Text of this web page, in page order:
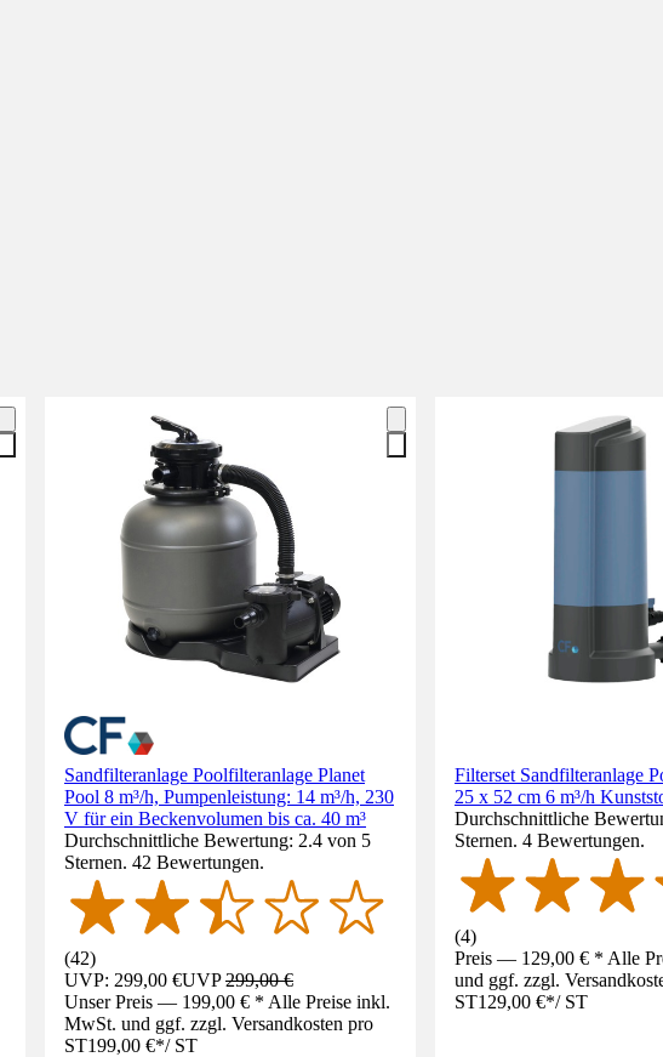
Sandfilteranlage Poolfilteranlage Planet
Pool 8 m³/h, Pumpenleistung: 14 m³/h, 230
V für ein Beckenvolumen bis ca. 40 m³
Durchschnittliche Bewertung: 2.4 von 5
Sternen. 42 Bewertungen.
(42)
UVP: 299,00 €UVP299,00 €
Unser Preis — 199,00 € * Alle Preise inkl.
MwSt. und ggf. zzgl. Versandkosten pro
ST199,00 €*/ ST
Filterset Sandfilteranlage
25 x 52 cm 6 m³/h
Durchschnittliche
Sternen. 4 Bewertungen.
(4)
Preis — 129,00 € * Alle
und ggf. zzgl.
ST129,00 €*/ ST